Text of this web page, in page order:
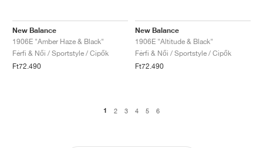
New Balance
1906E "Amber Haze & Black"
Férfi & Női / Sportstyle / Cipők
Ft72.490
New Balance
1906E "Altitude & Black"
Férfi & Női / Sportstyle / Cipők
Ft72.490
1 2 3 4 5 6